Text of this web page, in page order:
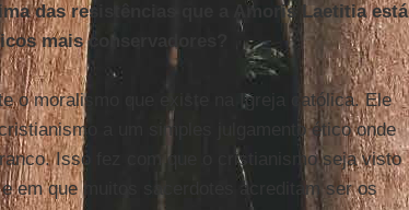
das resistências que a Amoris Laetitia está
mais conservadores?
o moralismo que existe na Igreja católica. Ele
a um simples julgamento ético onde
Isso fez com que o cristianismo seja visto
em que muitos sacerdotes acreditam ser os